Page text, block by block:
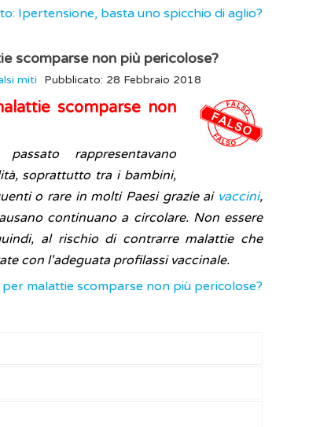
Ipertensione, basta uno spicchio di aglio?
scomparse non più pericolose?
miti Pubblicato: 28 Febbraio 2018
scomparse non
rappresentavano
soprattutto tra i bambini,
o rare in molti Paesi grazie ai vaccini,
continuano a circolare. Non essere
al rischio di contrarre malattie che
con l'adeguata profilassi vaccinale.
malattie scomparse non più pericolose?